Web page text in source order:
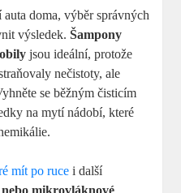
doma, výběr správných
výsledek.Šampony
jsou ideální, protože
nečistoty, ale
se běžným čisticím
na mytí nádobí, které
mít po ruce i další